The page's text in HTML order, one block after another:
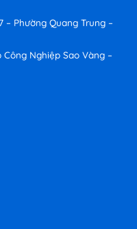
– Phường Quang Trung –
Công Nghiệp Sao Vàng –